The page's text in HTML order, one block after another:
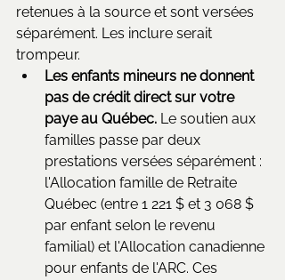
retenues à la source et sont versées
séparément. Les inclure serait
trompeur.
Les enfants mineurs ne donnent
pas de crédit direct sur votre
paye au Québec. Le soutien aux
familles passe par deux
prestations versées séparément :
l'Allocation famille de Retraite
Québec (entre 1 221 $ et 3 068 $
par enfant selon le revenu
familial) et l'Allocation canadienne
pour enfants de l'ARC. Ces